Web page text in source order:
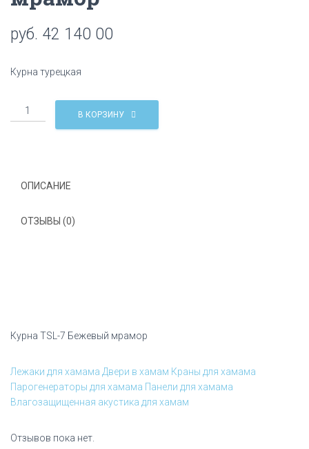
руб. 42 140 00
Курна турецкая
Количество
Курна
мрамор
В КОРЗИНУ
ОПИСАНИЕ
ОТЗЫВЫ (0)
Курна TSL-7 Бежевый мрамор
Лежаки для хамама Двери в хамам Краны для хамама
Парогенераторы для хамама Панели для хамама
Влагозащищенная акустика для хамам
Отзывов пока нет.